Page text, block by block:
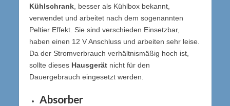
Kühlschrank, besser als Kühlbox bekannt,
verwendet und arbeitet nach dem sogenannten
Peltier Effekt. Sie sind verschieden Einsetzbar,
haben einen 12 V Anschluss und arbeiten sehr leise.
Da der Stromverbrauch verhältnismäßig hoch ist,
sollte dieses Hausgerätnicht für den
Dauergebrauch eingesetzt werden.
Absorber